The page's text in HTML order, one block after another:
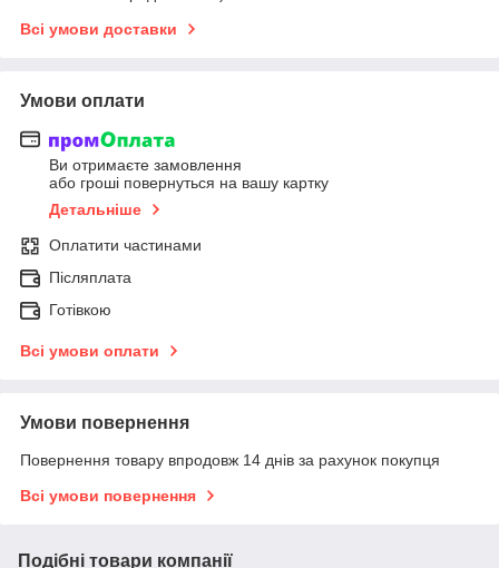
Всі умови доставки
Умови оплати
Ви отримаєте замовлення
або гроші повернуться на вашу картку
Детальніше
Оплатити частинами
Післяплата
Готівкою
Всі умови оплати
Умови повернення
Повернення товару впродовж 14 днів за рахунок покупця
Всі умови повернення
Подібні товари компанії